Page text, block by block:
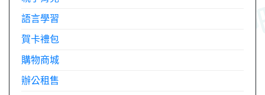
語言學習
賀卡禮包
購物商城
辦公租售